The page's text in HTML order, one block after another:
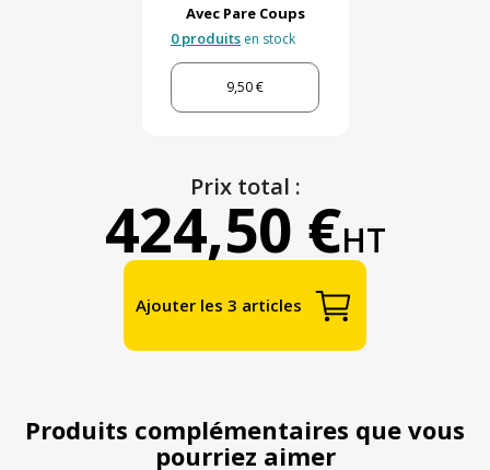
Avec Pare Coups
0 produits en stock
9,50 €
Prix total :
424,50 €HT
Ajouter les 3 articles
Produits complémentaires que vous
pourriez aimer